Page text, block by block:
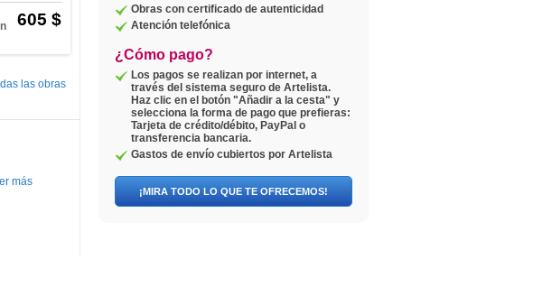
Obras con certificado de autenticidad
Atención telefónica
¿Cómo pago?
Los pagos se realizan por internet, a
través del sistema seguro de Artelista.
Haz clic en el botón "Añadir a la cesta" y
selecciona la forma de pago que prefieras:
Tarjeta de crédito/débito, PayPal o
transferencia bancaria.
Gastos de envío cubiertos por Artelista
¡MIRA TODO LO QUE TE OFRECEMOS!
605 $
las obras
más